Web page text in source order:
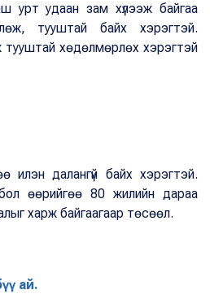
урт удаан зам хүлээж байгаа
тууштай байх хэрэгтэй.
тууштай хөдөлмөрлөх хэрэгтэй
илэн далангүй байх хэрэгтэй.
өөрийгөө 80 жилийн дараа
харж байгаагаар төсөөл.
ай.